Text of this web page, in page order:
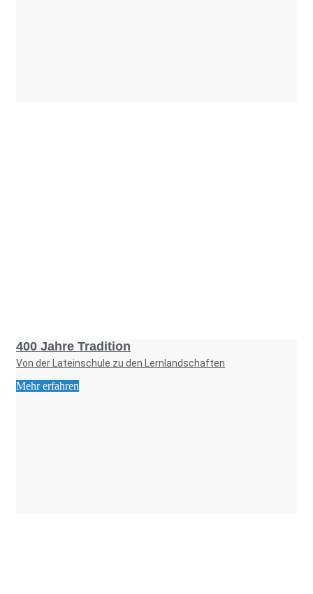
400 Jahre Tradition
Von der Lateinschule zu den Lernlandschaften
Mehr erfahren